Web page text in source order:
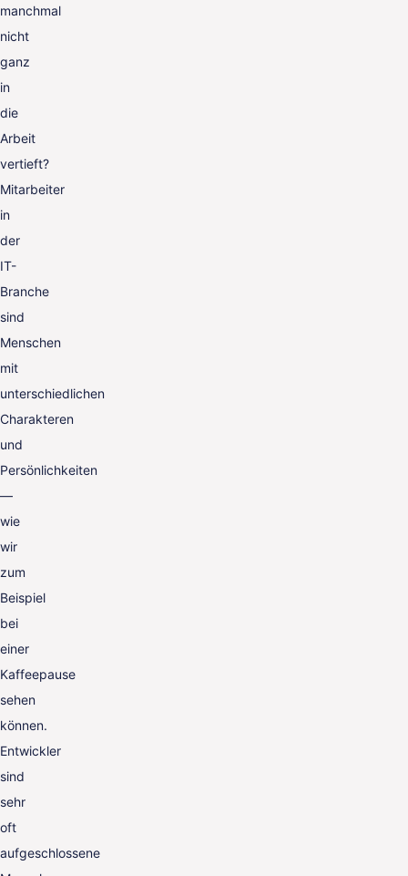
manchmal
nicht
ganz
in
die
Arbeit
vertieft?
Mitarbeiter
in
der
IT-
Branche
sind
Menschen
mit
unterschiedlichen
Charakteren
und
Persönlichkeiten
—
wie
wir
zum
Beispiel
bei
einer
Kaffeepause
sehen
können.
Entwickler
sind
sehr
oft
aufgeschlossene